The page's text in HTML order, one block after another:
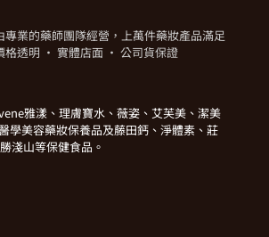
專業的藥師團隊經營，上萬件藥妝產品滿足
格透明 · 實體店面 · 公司貨保證
雅漾、理膚寶水、薇姿、艾芙美、潔美
學美容藥妝保養品及藤田鈣、淨體素、莊
淺山等保健食品。